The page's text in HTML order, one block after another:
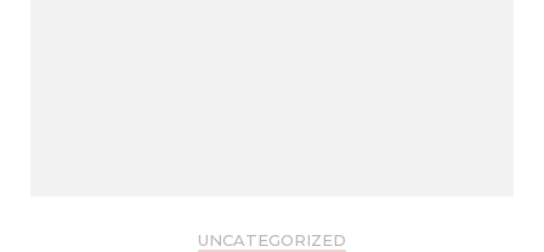
UNCATEGORIZED